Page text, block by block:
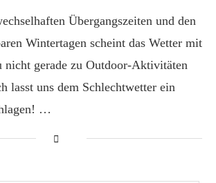
Übergangszeiten und den
Wintertagen scheint das Wetter mit
nicht gerade zu Outdoor-Aktivitäten
lasst uns dem Schlechtwetter ein
…